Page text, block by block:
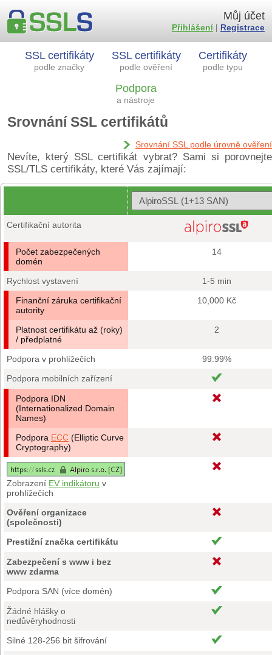
SSL certifikáty
podle značky
SSL certifikáty
podle ověření
Certifikáty
podle typu
Podpora
a nástroje
Můj účet
Přihlášení| Registrace
Srovnání SSL certifikátů
Srovnání SSL podle úrovně ověření
Nevíte, který SSL certifikát vybrat? Sami si porovnejte
SSL/TLS certifikáty, které Vás zajímají:
Certifikační autorita
Počet zabezpečených
domén
14
Rychlost vystavení
1-5 min
Finanční záruka certifikační
autority
10,000 Kč
Platnost certifikátu až (roky)
/ předplatné
2
Podpora v prohlížečích
99.99%
Podpora mobilních zařízení
Podpora IDN
(Internationalized Domain
Names)
Podpora ECC (Elliptic Curve
Cryptography)
Zobrazení EV indikátoru v
prohlížečích
Ověření organizace
(společnosti)
Prestižní značka certifikátu
Zabezpečení s www i bez
www zdarma
Podpora SAN (více domén)
Žádné hlášky o
nedůvěryhodnosti
Silné 128-256 bit šifrování